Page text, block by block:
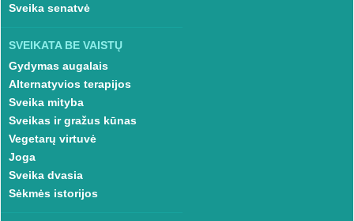
Sveika senatvė
SVEIKATA BE VAISTŲ
Gydymas augalais
Alternatyvios terapijos
Sveika mityba
Sveikas ir gražus kūnas
Vegetarų virtuvė
Joga
Sveika dvasia
Sėkmės istorijos